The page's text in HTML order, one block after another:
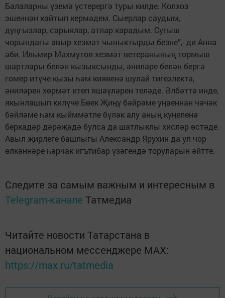
Балаларны үземә үстерергә туры килде. Колхоз
эшеннән кайтып кермәдем. Сыерлар саудым,
дуңгызлар, сарыклар, атлар карадым. Сугыш
чорындагы авыр хезмәт чыныктырды безне”,- ди Анна
әби. Ильмир Мәхмутов хезмәт ветеранының тормыш
шартлары белән кызыксынды, әниләре белән бергә
гомер итүче кызы һәм киявенә шулай тигезлектә,
әниләрен хөрмәт итеп яшәүләрен теләде. Әлбәттә инде,
якынлашып килүче Бөек Җиңү бәйрәме уңаеннан чәчәк
бәйләме һәм кыйммәтле бүләк алу аның күңеленә
беркадәр дәрәҗәдә булса да шатлыклы хисләр өстәде.
Авыл җирлеге башлыгы Александр Ярухин да ул чор
өлкәннәре һәрчак игътибар үзәгендә торуларын әйтте.
Следите за самым важным и интересным в
Telegram-канале Татмедиа
Читайте новости Татарстана в
национальном мессенджере MАХ:
https://max.ru/tatmedia